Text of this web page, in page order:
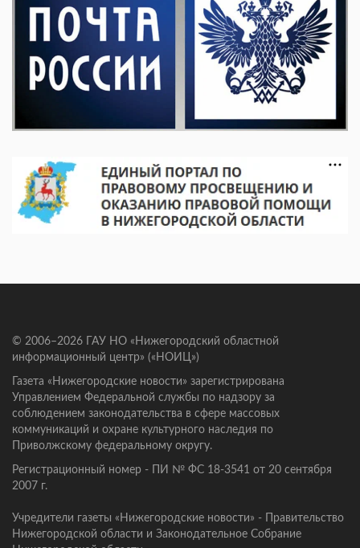
© 2006–2026 ГАУ НО «Нижегородский областной
информационный центр» («НОИЦ»)
Газета «Нижегородские новости» зарегистрирована
Управлением Федеральной службы по надзору за
соблюдением законодательства в сфере массовых
коммуникаций и охране культурного наследия по
Приволжскому федеральному округу.
Регистрационный номер - ПИ № ФС 18-3541 от 20 сентября
2007 г.
Учредители газеты «Нижегородские новости» - Правительство
Нижегородской области и Законодательное Собрание